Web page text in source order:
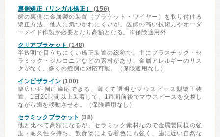
裏側矯正（リンガル矯正）
(156)
歯の裏側に金属製の装置（ブラケット・ワイヤー）を取り付ける
矯正方法。他人に気づかれにくいが、医師の高い技術力やオーダ
ーメイド作製が必要となり高額となる。※保険適用外
クリアブラケット (148)
半透明で目立ちにくい矯正装置の総称で、主にプラスチック・セ
ラミック・ジルコニアなどの素材があり、金属アレルギーのリス
クがなく、多くの症例に対応可能。（保険適用なし）
インビザライン (100)
幅広い症例に適応できる、薄くて透明なマウスピース型矯正装
置。1日20時間以上装着して、1週間前後でマウスピースを交換し
ながら歯を移動させる。（保険適用なし）
セラミックブラケット (38)
他と比べて高額になるが、セラミック素材なので金属製同様の強
度・耐久性を持ち、飲食物による着色にも強く、歯に近い自然な